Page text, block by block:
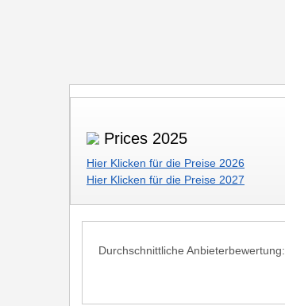
Prices 2025
Hier Klicken für die Preise 2026
Hier Klicken für die Preise 2027
Durchschnittliche Anbieterbewertung: